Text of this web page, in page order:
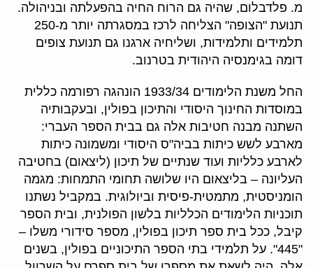
מ. פלדבלום, שהיה גם הרוח החיה בהפעלתה ובניהולה.
תנועת "הצופה" הצליחה לרכז במסגרתה יותר מ-250
תלמידים ותלמידות, ושליחיה ארגנו גם תנועת צופים
דומה בגימנסיה היהודית בטרנוב.
החל משנת הלימודים 1933/34 הונהגה רפורמה כללית
במוסדות החינוך היסודי והתיכון בפולין, ובעקבותיה
השתנה מבנה חטיבות אלה גם בבית הספר העברי:
מארבע לשש כיתות בביה"ס היסודי ומשמונה כיתות
לארבע כלליות ועוד שנתיים של תיכון (ליצאום) בחטיבה
העליונה – בליצאום היו שלושה תחומי התמחות: מגמה
הומניסטית, מתמטית-פיסית וביולוגית. במקביל נשתנו
תוכניות הלימודים הכלליות בלשון הפולנית, ובית הספר
קיבל, ככל בית ספר תיכון בפולין, מספר סידורי משלו –
"445". על תלמידי בתי הספר התיכוניים בפולין, בשנים